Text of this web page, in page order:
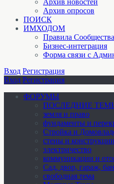
Архив опросов
ПОИСК
ИМХОДОМ
Правила Сообщества
Бизнес-интеграция
Форма связи с
Вход Регистрация
Вход Регистрация
ФОРУМЫ
ПОСЛЕДНИЕ
земля и право
фундаменты и
Стройка и
стены и конструкции
электричество
коммуникации и
Cад, двор, гараж,
свободная тема